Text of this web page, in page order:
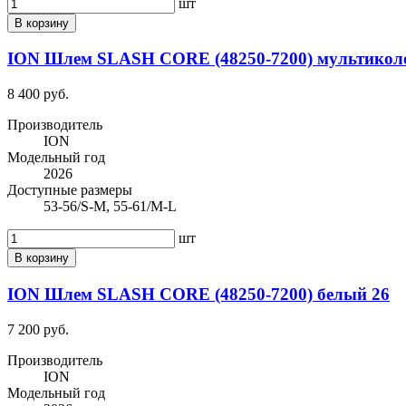
В корзину
ION Шлем SLASH CORE (48250-7200)
8 400 руб.
Производитель
ION
Модельный год
2026
Доступные размеры
53-56/S-M, 55-61/M-L
шт
В корзину
ION Шлем SLASH CORE (48250-7200) белый 26
7 200 руб.
Производитель
ION
Модельный год